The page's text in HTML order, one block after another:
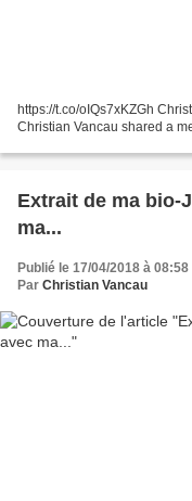
https://t.co/oIQs7xKZGh
Christian Vancau shared a
Extrait de ma bio-
ma...
Publié le 17/04/2018 à 08:58
Par Christian Vancau